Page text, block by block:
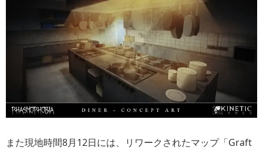
また現地時間8月12日には、リワークされたマップ「Graft